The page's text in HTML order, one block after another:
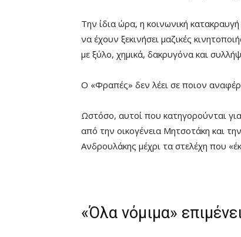
Την ίδια ώρα, η κοινωνική
να έχουν ξεκινήσει μαζικές
με ξύλο, χημικά, δακρυγόνα και
Ο «Φραπές» δεν λέει σε ποιον
Ωστόσο, αυτοί που κατηγορούνται
από την οικογένεια Μητσοτάκη και
Ανδρουλάκης μέχρι τα στελέχη που
«Όλα νόμιμα»